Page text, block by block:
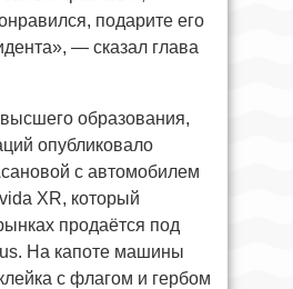
подарите его
— сказал глава
образования,
опубликовало
с автомобилем
XR, который
продаётся под
На капоте машины
с флагом и гербом